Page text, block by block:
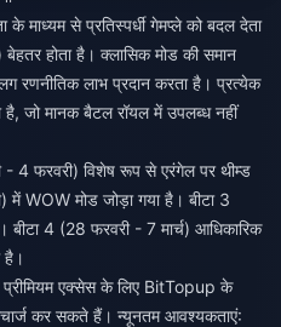
के माध्यम से प्रतिस्पर्धी गेमप्ले को बदल देता
होता है। क्लासिक मोड की समान
रणनीतिक लाभ प्रदान करता है। प्रत्येक
है, जो मानक बैटल रॉयल में उपलब्ध नहीं
- 4 फरवरी) विशेष रूप से एरंगेल पर थीम्ड
WOW मोड जोड़ा गया है। बीटा 3
बीटा 4 (28 फरवरी - 7 मार्च) आधिकारिक
है।
प्रीमियम एक्सेस के लिए BitTopup के
कर सकते हैं। न्यूनतम आवश्यकताएं: